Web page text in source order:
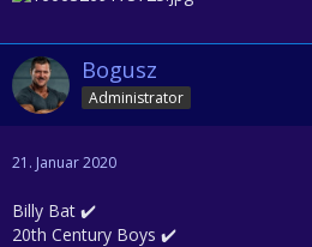
Bogusz
Administrator
21. Januar 2020
Billy Bat ✔️
20th Century Boys ✔️